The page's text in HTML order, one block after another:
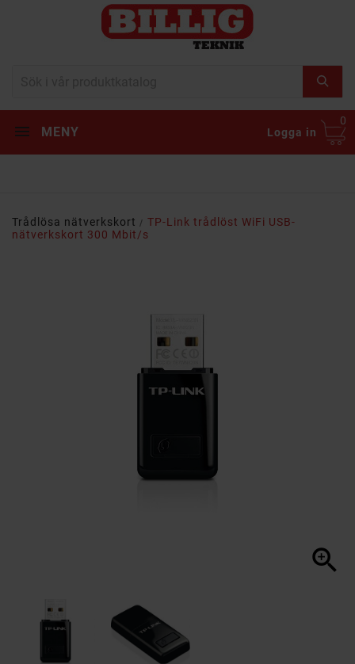
MENY Logga in
0
Trådlösa nätverkskort
TP-Link trådlöst WiFi USB-
nätverkskort 300 Mbit/s
